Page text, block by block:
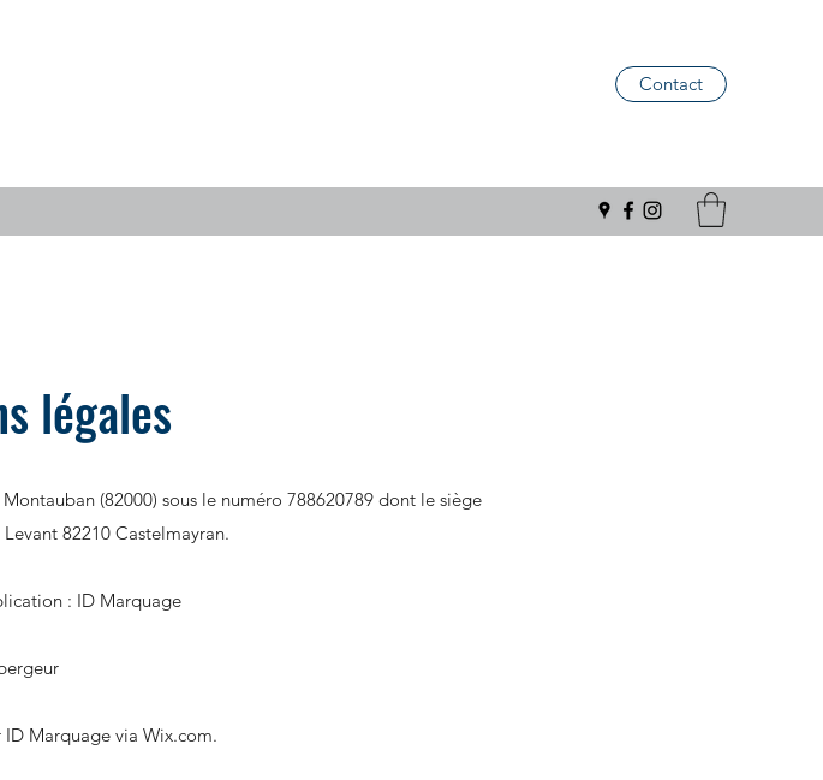
Contact
légales
(82000) sous le numéro 788620789 dont le siège
82210 Castelmayran.
: ID Marquage
Marquage via Wix.com.